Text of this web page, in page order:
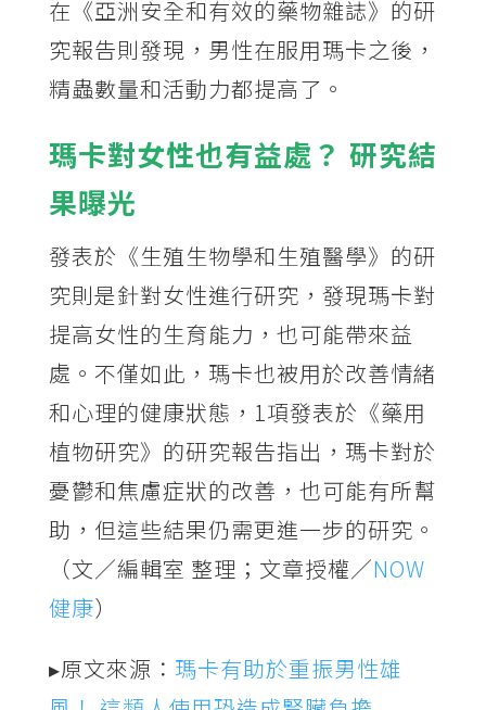
在《亞洲安全和有效的藥物雜誌》的研
究報告則發現，男性在服用瑪卡之後，
精蟲數量和活動力都提高了。
瑪卡對女性也有益處？ 研究結
果曝光
發表於《生殖生物學和生殖醫學》的研
究則是針對女性進行研究，發現瑪卡對
提高女性的生育能力，也可能帶來益
處。不僅如此，瑪卡也被用於改善情緒
和心理的健康狀態，1項發表於《藥用
植物研究》的研究報告指出，瑪卡對於
憂鬱和焦慮症狀的改善，也可能有所幫
助，但這些結果仍需更進一步的研究。
（文／編輯室 整理；文章授權／NOW
健康）
▸原文來源： 瑪卡有助於重振男性雄